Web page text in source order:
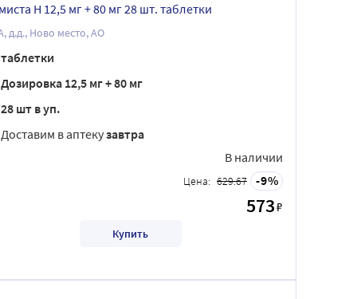
Н 12,5 мг + 80 мг 28 шт. таблетки
д.д., Ново место, АО
таблетки
Дозировка 12,5 мг + 80 мг
28 шт в уп.
Доставим в аптекузавтра
В наличии
Цена: 629.67 9
573₽
Купить